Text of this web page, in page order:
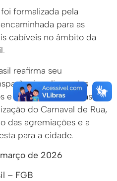
formalizada pela
para as
cabíveis no âmbito da
reafirma seu
a lisura dos
e o respeito às regras
do Carnaval de Rua,
das agremiações e a
para a cidade.
março de 2026
– FGB